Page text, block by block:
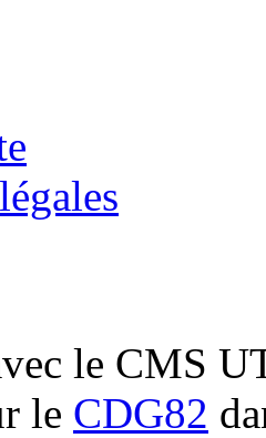
le CMS
le CDG82